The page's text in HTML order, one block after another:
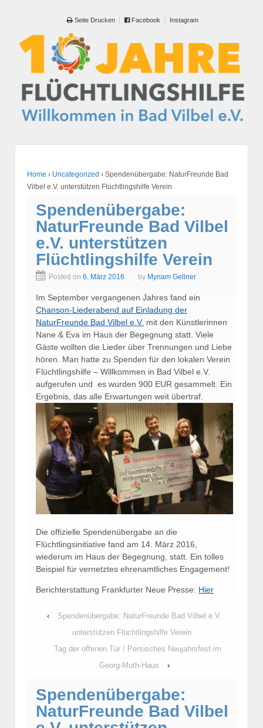
Seite Drucken Facebook Instagram
Home › Uncategorized › Spendenübergabe: NaturFreunde Bad
Vilbel e.V. unterstützen Flüchtlingshilfe Verein
Spendenübergabe:
NaturFreunde Bad Vilbel
e.V. unterstützen
Flüchtlingshilfe Verein
Posted on 6. März 2016 by Myriam Gellner
Im September vergangenen Jahres fand ein
Chanson-Liederabend auf Einladung der
NaturFreunde Bad Vilbel e.V. mit den Künstlerinnen
Nane & Eva im Haus der Begegnung statt. Viele
Gäste wollten die Lieder über Trennungen und Liebe
hören. Man hatte zu Spenden für den lokalen Verein
Flüchtlingshilfe – Willkommen in Bad Vilbel e.V.
aufgerufen und es wurden 900 EUR gesammelt. Ein
Ergebnis, das alle Erwartungen weit übertraf.
Die offizielle Spendenübergabe an die
Flüchtlingsinitiative fand am 14. März 2016,
wiederum im Haus der Begegnung, statt. Ein tolles
Beispiel für vernetztes ehrenamtliches Engagement!
Berichterstattung Frankfurter Neue Presse: Hier
‹
Spendenübergabe: NaturFreunde Bad Vilbel e.V.
unterstützen Flüchtlingshilfe Verein
Tag der offenen Tür / Persisches Neujahrsfest im
Georg-Muth-Haus
›
Spendenübergabe:
NaturFreunde Bad Vilbel